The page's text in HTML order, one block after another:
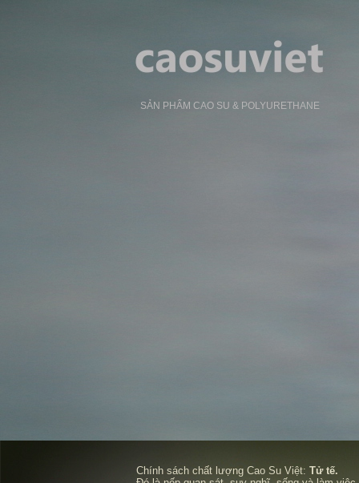
SẢN PHẨM CAO SU & POLYURETHANE
Chính sách chất lượng Cao Su Việt: Tử tế.